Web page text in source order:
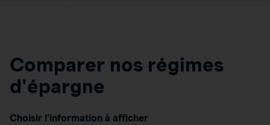
Comparer nos régimes
d'épargne
Choisir l'information à afficher